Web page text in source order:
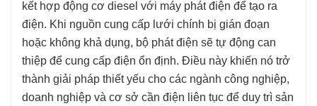
kết hợp động cơ diesel với máy phát điện để tạo ra
điện. Khi nguồn cung cấp lưới chính bị gián đoạn
hoặc không khả dụng, bộ phát điện sẽ tự động can
thiệp để cung cấp điện ổn định. Điều này khiến nó trở
thành giải pháp thiết yếu cho các ngành công nghiệp,
doanh nghiệp và cơ sở cần điện liên tục để duy trì sản